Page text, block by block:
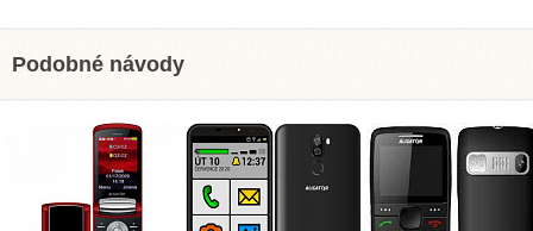
Podobné návody